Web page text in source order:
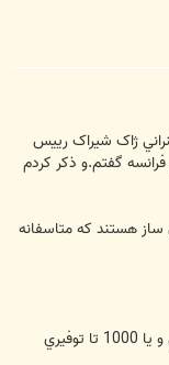
ژاک شيراک رييس
گفتم.و ذکر کردم
هستند که متاسفانه
اينکه فلان کشور 999 جنگنده دارد يا 999 تا و نصفي و يا 1000 تا توفيري